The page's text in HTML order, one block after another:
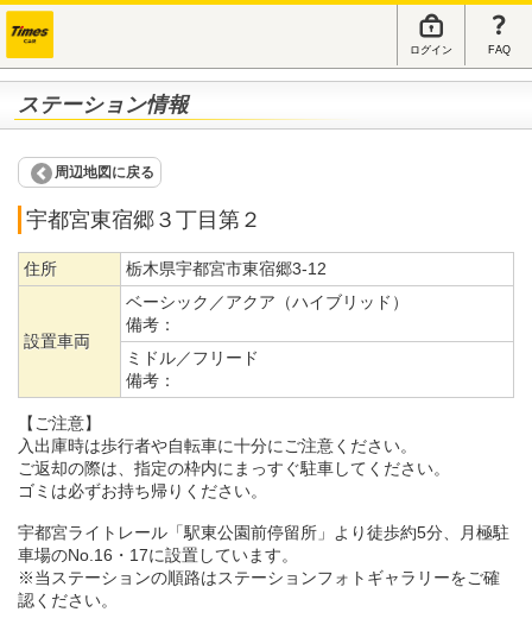
ログイン FAQ
ステーション情報
周辺地図に戻る
宇都宮東宿郷３丁目第２
住所 栃木県宇都宮市東宿郷3-12
設置車両
ベーシック／アクア（ハイブリッド）
備考：
ミドル／フリード
備考：
【ご注意】
入出庫時は歩行者や自転車に十分にご注意ください。
ご返却の際は、指定の枠内にまっすぐ駐車してください。
ゴミは必ずお持ち帰りください。
宇都宮ライトレール「駅東公園前停留所」より徒歩約5分、月極駐
車場のNo.16・17に設置しています。
※当ステーションの順路はステーションフォトギャラリーをご確
認ください。